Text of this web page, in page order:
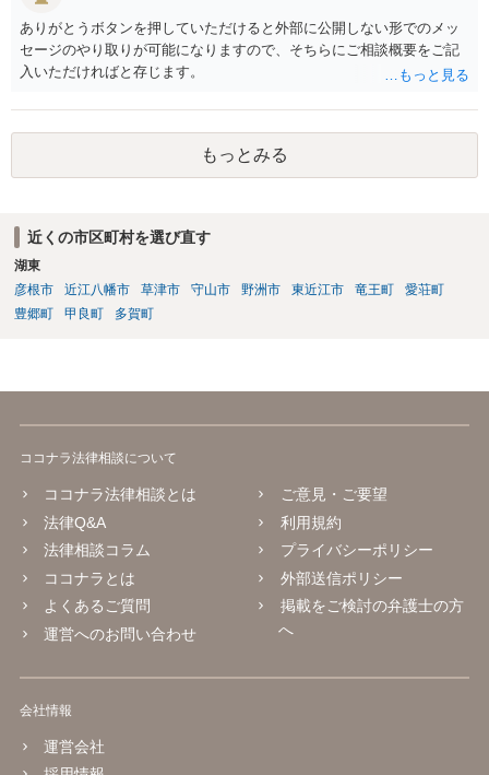
ありがとうボタンを押していただけると外部に公開しない形でのメッ
セージのやり取りが可能になりますので、そちらにご相談概要をご記
入いただければと存じます。
もっとみる
近くの市区町村を選び直す
湖東
彦根市
近江八幡市 草津市 守山市 野洲市 東近江市 竜王町
愛荘町
豊郷町
甲良町 多賀町
ココナラ法律相談について
ココナラ法律相談とは
法律Q&A
法律相談コラム
ココナラとは
よくあるご質問
運営へのお問い合わせ
ご意見・ご要望
利用規約
プライバシーポリシー
外部送信ポリシー
掲載をご検討の弁護士の方
へ
会社情報
運営会社